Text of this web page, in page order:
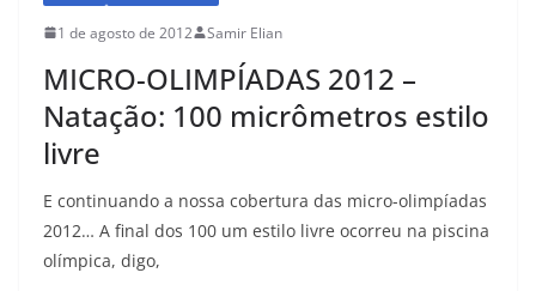
1 de agosto de 2012 Samir Elian
MICRO-OLIMPÍADAS 2012 –
Natação: 100 micrômetros estilo
livre
E continuando a nossa cobertura das micro-olimpíadas
2012… A final dos 100 um estilo livre ocorreu na piscina
olímpica, digo,